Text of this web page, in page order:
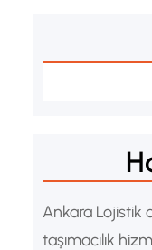
r
Ankara Lojistik
taşımacılık